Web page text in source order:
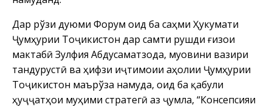
Дар рўзи дуюми Форум оид ба саҳми Ҳукумати
Ҷумҳурии Тоҷикистон дар самти рушди ғизои
мактабӣ Зулфия Абдусаматзода, муовини вазири
тандурустӣ ва ҳифзи иҷтимоии аҳолии Ҷумҳурии
Тоҷикистон маърўза намуда, оид ба қабули
ҳуҷҷатҳои муҳими стратегӣ аз ҷумла, “Консепсияи